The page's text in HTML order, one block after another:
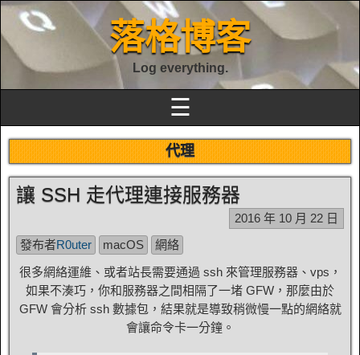
落格博客
Log everything.
☰
代理
讓 SSH 走代理連接服務器
2016 年 10 月 22 日
發布者R0uter macOS
網絡
很多網絡運維、或者站長需要通過 ssh 來管理服務器、vps，
如果不湊巧，你和服務器之間相隔了一堵 GFW，那麼由於
GFW 會分析 ssh 數據包，結果就是導致稍微慢一點的網絡就
會讓命令卡一分鐘。